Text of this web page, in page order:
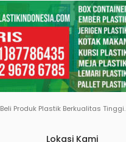
Produk Plastik Berkualitas Tinggi.
Lokasi Kami